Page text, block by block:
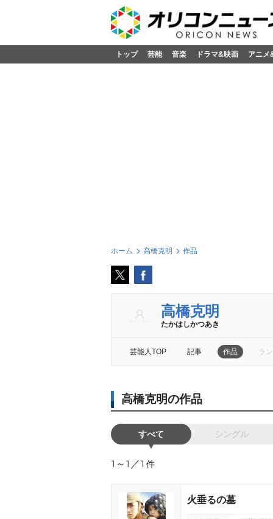
トップ 芸能 音楽 ドラマ&映画 アニメ
ホーム 高橋克明 作品
高橋克明
たかはしかつあき
芸能人TOP 記事 作品 ラ
高橋克明の作品
すべて シングル
1～1／1 件
火垂るの墓